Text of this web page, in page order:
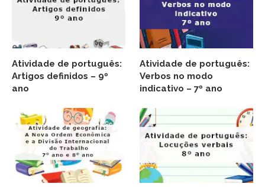
Atividade de português:
Artigos definidos – 9º
ano
Atividade de português:
Verbos no modo
indicativo – 7º ano